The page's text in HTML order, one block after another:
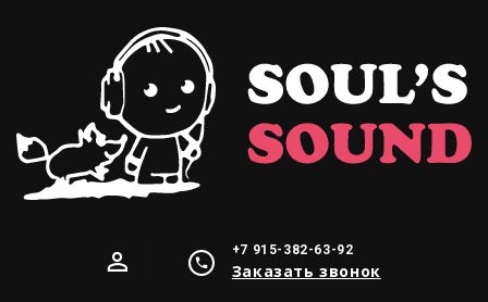
+7 915-382-63-92
Заказать звонок